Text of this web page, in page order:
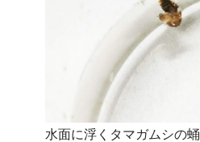
水面に浮くタマガムシの蛹